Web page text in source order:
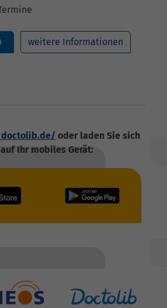
weitere Informationen
oder laden Sie sich
Ihr mobiles Gerät: